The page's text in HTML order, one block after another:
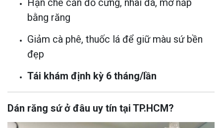
bằng răng
Giảm cà phê, thuốc lá để giữ màu sứ bền
đẹp
Tái khám định kỳ 6 tháng/lần
Dán răng sứ ở đâu uy tín tại TP.HCM?